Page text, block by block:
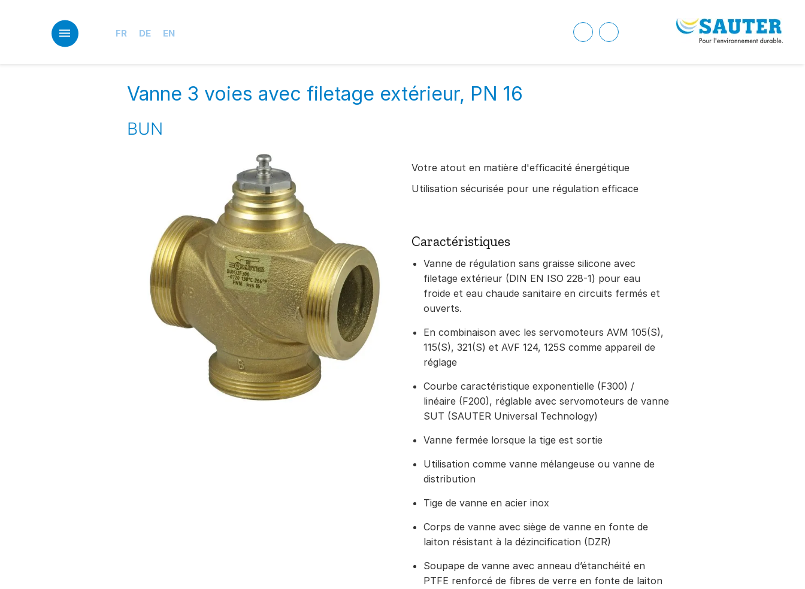
FR DE EN
Vanne 3 voies avec filetage extérieur, PN 16
BUN
Votre atout en matière d'efficacité énergétique
Utilisation sécurisée pour une régulation efficace
Caractéristiques
Vanne de régulation sans graisse silicone avec
filetage extérieur (DIN EN ISO 228-1) pour eau
froide et eau chaude sanitaire en circuits fermés et
ouverts.
En combinaison avec les servomoteurs AVM 105(S),
115(S), 321(S) et AVF 124, 125S comme appareil de
réglage
Courbe caractéristique exponentielle (F300) /
linéaire (F200), réglable avec servomoteurs de vanne
SUT (SAUTER Universal Technology)
Vanne fermée lorsque la tige est sortie
Utilisation comme vanne mélangeuse ou vanne de
distribution
Tige de vanne en acier inox
Corps de vanne avec siège de vanne en fonte de
laiton résistant à la dézincification (DZR)
Soupape de vanne avec anneau d’étanchéité en
PTFE renforcé de fibres de verre en fonte de laiton